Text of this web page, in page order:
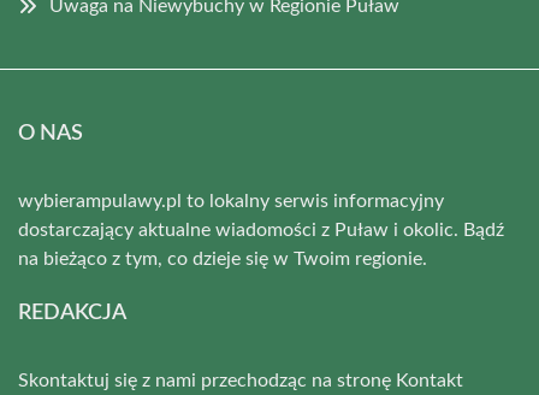
Uwaga na Niewybuchy w Regionie Puław
O NAS
wybierampulawy.pl to lokalny serwis informacyjny
dostarczający aktualne wiadomości z Puław i okolic. Bądź
na bieżąco z tym, co dzieje się w Twoim regionie.
REDAKCJA
Skontaktuj się z nami przechodząc na stronę Kontakt